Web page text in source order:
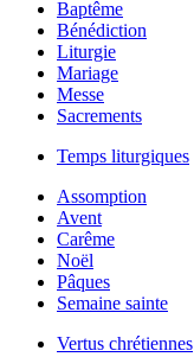
Baptême
Bénédiction
Liturgie
Mariage
Messe
Sacrements
Temps liturgiques
Assomption
Avent
Carême
Noël
Pâques
Semaine sainte
Vertus chrétiennes